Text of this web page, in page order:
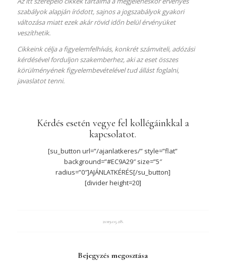
szabályok alapján íródott, sajnos a jogszabályok gyakori
változása miatt ezek akár rövid időn belül érvényüket
veszíthetik.
Cikkeink célja a figyelemfelhívás, konkrét számviteli, adózási
kérdésével forduljon szakemberhez, aki az eset összes
körülményének figyelembevételével tud állást foglalni,
javaslatot tenni.
Kérdés esetén vegye fel kollégáinkkal a
kapcsolatot.
[su_button url=”/ajanlatkeres/” style=”flat”
background=”#EC9A29″ size=”5″
radius=”0″]AJÁNLATKÉRÉS[/su_button]
[divider height=20]
2019.05.28.
Bejegyzés megosztása